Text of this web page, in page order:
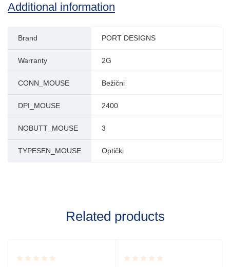
Additional information
Brand PORT DESIGNS
Warranty 2G
CONN_MOUSE Bežični
DPI_MOUSE 2400
NOBUTT_MOUSE 3
TYPESEN_MOUSE Optički
Related products